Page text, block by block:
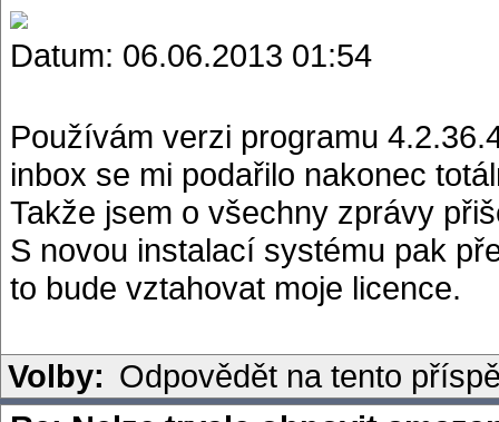
Datum: 06.06.2013 01:54
Používám verzi programu
inbox se mi podařilo nakonec
Takže jsem o všechny zprávy
S novou instalací systému pak
to bude vztahovat moje licence.
Volby: Odpovědět na tento